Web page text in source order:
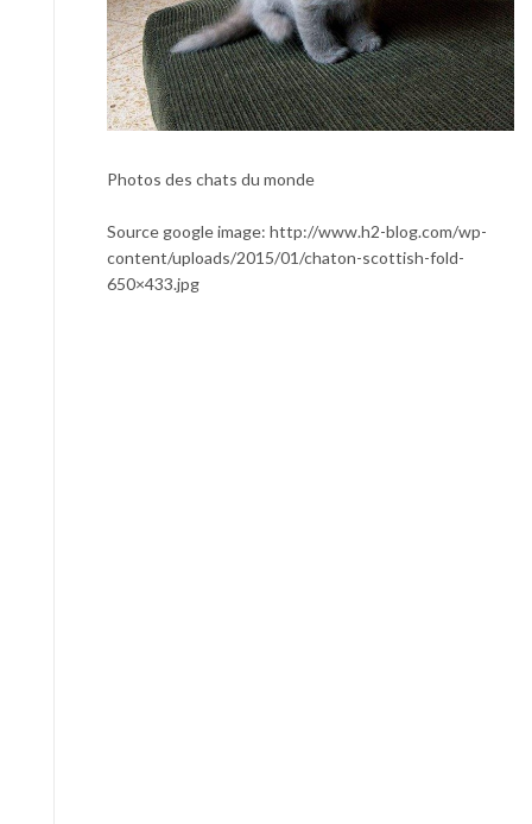
Photos des chats du monde
Source google image: http://www.h2-blog.com/wp-
content/uploads/2015/01/chaton-scottish-fold-
650×433.jpg